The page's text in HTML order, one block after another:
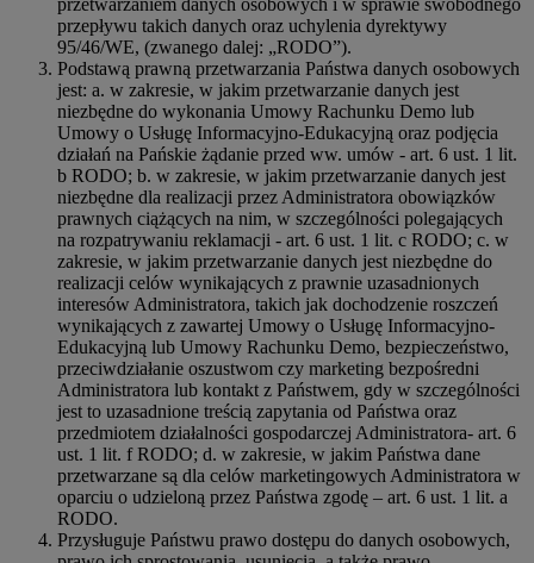
przepływu takich danych oraz uchylenia dyrektywy
95/46/WE, (zwanego dalej: „RODO”).
Podstawą prawną przetwarzania Państwa danych osobowych
jest: a. w zakresie, w jakim przetwarzanie danych jest
niezbędne do wykonania Umowy Rachunku Demo lub
Umowy o Usługę Informacyjno-Edukacyjną oraz podjęcia
działań na Pańskie żądanie przed ww. umów - art. 6 ust. 1 lit.
b RODO; b. w zakresie, w jakim przetwarzanie danych jest
niezbędne dla realizacji przez Administratora obowiązków
prawnych ciążących na nim, w szczególności polegających
na rozpatrywaniu reklamacji - art. 6 ust. 1 lit. c RODO; c. w
zakresie, w jakim przetwarzanie danych jest niezbędne do
realizacji celów wynikających z prawnie uzasadnionych
interesów Administratora, takich jak dochodzenie roszczeń
wynikających z zawartej Umowy o Usługę Informacyjno-
Edukacyjną lub Umowy Rachunku Demo, bezpieczeństwo,
przeciwdziałanie oszustwom czy marketing bezpośredni
Administratora lub kontakt z Państwem, gdy w szczególności
jest to uzasadnione treścią zapytania od Państwa oraz
przedmiotem działalności gospodarczej Administratora- art. 6
ust. 1 lit. f RODO; d. w zakresie, w jakim Państwa dane
przetwarzane są dla celów marketingowych Administratora w
oparciu o udzieloną przez Państwa zgodę – art. 6 ust. 1 lit. a
RODO.
Przysługuje Państwu prawo dostępu do danych osobowych,